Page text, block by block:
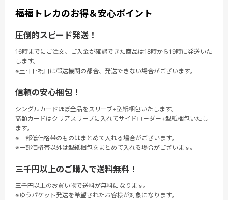
福福トレカのお得＆安心ポイント
圧倒的スピード発送！
16時までにご注文、ご入金が確認できた商品は18時から19時に発送いた
します。
※土･日･祝日は郵送機関の都合、発送できない場合がございます。
信頼の安心梱包！
シングルカードほぼ全品をスリーブ+型紙梱包いたします。
高額カードはクリアスリーブに入れてサイドローダー+型紙梱包いたし
ます。
※一部低価格帯のものはまとめて入れる場合がございます。
※一部価格帯以外は型紙梱包をまとめて入れる場合がございます。
三千円以上のご購入で送料無料！
三千円以上のお買い物で送料が無料になります。
※ゆうパケット発送を希望されたお客様が対象になります。